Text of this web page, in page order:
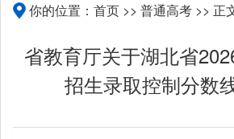
你的位置： 首页 >> 普通高考 >> 正
省教育厅关于湖北省
招生录取控制分数